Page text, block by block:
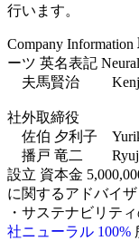
行います。
Company Information
ーツ 英名表記
夫馬賢治 Kenji
社外取締役
佐伯 夕利子
播戸 竜二 Ryuji
設立 資本金
に関するアドバイ
・サステナビリテ
社ニューラル 100%